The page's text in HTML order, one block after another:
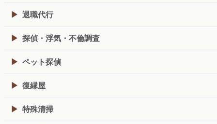
退職代行
探偵・浮気・不倫調査
ペット探偵
復縁屋
特殊清掃